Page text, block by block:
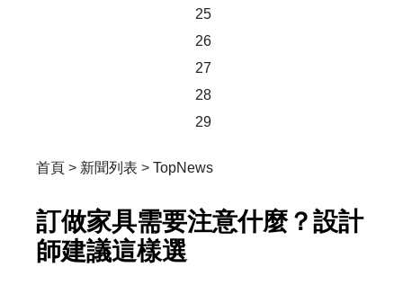
25
26
27
28
29
首頁 > 新聞列表 > TopNews
訂做家具需要注意什麼？設計
師建議這樣選